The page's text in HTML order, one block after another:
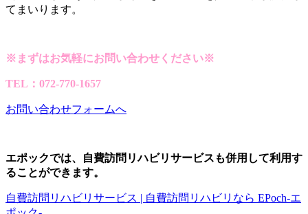
てまいります。
※まずはお気軽にお問い合わせください※
TEL：072-770-1657
お問い合わせフォームへ
エポックでは、自費訪問リハビリサービスも併用して利用す
ることができます。
自費訪問リハビリサービス | 自費訪問リハビリなら EPoch-エ